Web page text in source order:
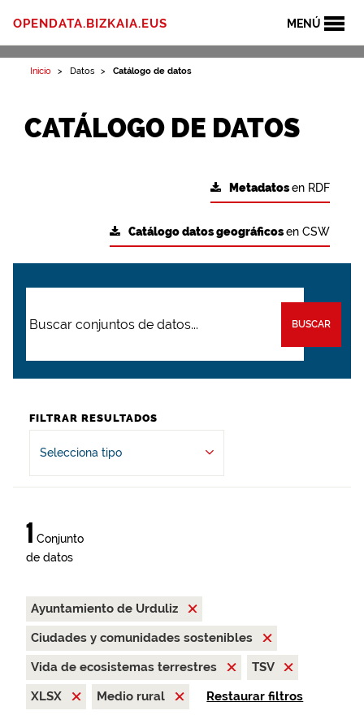
MENÚ
OPENDATA.BIZKAIA.EUS
Inicio Datos Catálogo de datos
CATÁLOGO DE DATOS
Metadatosen RDF
Catálogo datos geográficosen CSW
BUSCAR
FILTRAR RESULTADOS
Selecciona tipo
1 Conjunto
de datos
Ayuntamiento de Urduliz
Ciudades y comunidades sostenibles
Vida de ecosistemas terrestres
TSV
XLSX
Medio rural Restaurar filtros